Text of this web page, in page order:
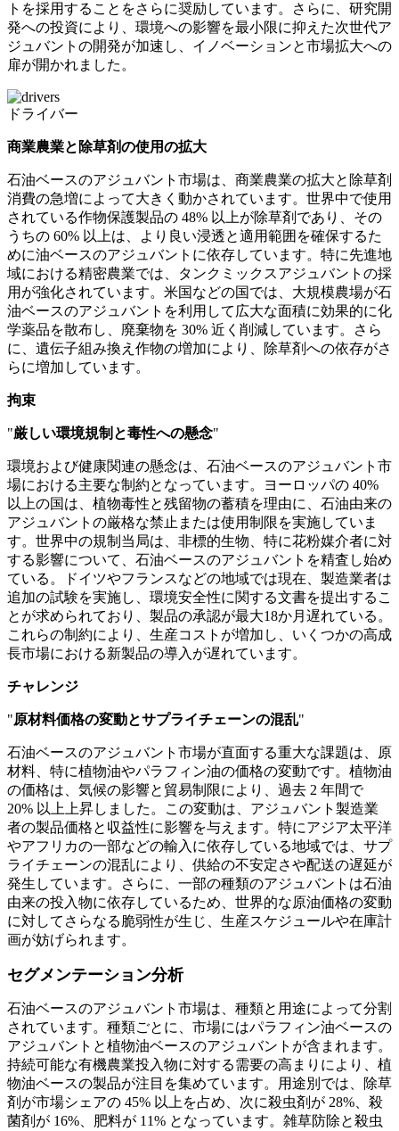
トを採用することをさらに奨励しています。さらに、研究開
発への投資により、環境への影響を最小限に抑えた次世代ア
ジュバントの開発が加速し、イノベーションと市場拡大への
扉が開かれました。
ドライバー
商業農業と除草剤の使用の拡大
石油ベースのアジュバント市場は、商業農業の拡大と除草剤
消費の急増によって大きく動かされています。世界中で使用
されている作物保護製品の 48% 以上が除草剤であり、その
うちの 60% 以上は、より良い浸透と適用範囲を確保するた
めに油ベースのアジュバントに依存しています。特に先進地
域における精密農業では、タンクミックスアジュバントの採
用が強化されています。米国などの国では、大規模農場が石
油ベースのアジュバントを利用して広大な面積に効果的に化
学薬品を散布し、廃棄物を 30% 近く削減しています。さら
に、遺伝子組み換え作物の増加により、除草剤への依存がさ
らに増加し​​ています。
拘束
"厳しい環境規制と毒性への懸念"
環境および健康関連の懸念は、石油ベースのアジュバント市
場における主要な制約となっています。ヨーロッパの 40%
以上の国は、植物毒性と残留物の蓄積を理由に、石油由来の
アジュバントの厳格な禁止または使用制限を実施していま
す。世界中の規制当局は、非標的生物、特に花粉媒介者に対
する影響について、石油ベースのアジュバントを精査し始め
ている。ドイツやフランスなどの地域では現在、製造業者は
追加の試験を実施し、環境安全性に関する文書を提出するこ
とが求められており、製品の承認が最大18か月遅れている。
これらの制約により、生産コストが増加し、いくつかの高成
長市場における新製品の導入が遅れています。
チャレンジ
"原材料価格の変動とサプライチェーンの混乱"
石油ベースのアジュバント市場が直面する重大な課題は、原
材料、特に植物油やパラフィン油の価格の変動です。植物油
の価格は、気候の影響と貿易制限により、過去 2 年間で
20% 以上上昇しました。この変動は、アジュバント製造業
者の製品価格と収益性に影響を与えます。特にアジア太平洋
やアフリカの一部などの輸入に依存している地域では、サプ
ライチェーンの混乱により、供給の不安定さや配送の遅延が
発生しています。さらに、一部の種類のアジュバントは石油
由来の投入物に依存しているため、世界的な原油価格の変動
に対してさらなる脆弱性が生じ、生産スケジュールや在庫計
画が妨げられます。
セグメンテーション分析
石油ベースのアジュバント市場は、種類と用途によって分割
されています。種類ごとに、市場にはパラフィン油ベースの
アジュバントと植物油ベースのアジュバントが含まれます。
持続可能な有機農業投入物に対する需要の高まりにより、植
物油ベースの製品が注目を集めています。用途別では、除草
剤が市場シェアの 45% 以上を占め、次に殺虫剤が 28%、殺
菌剤が 16%、肥料が 11% となっています。雑草防除と殺虫